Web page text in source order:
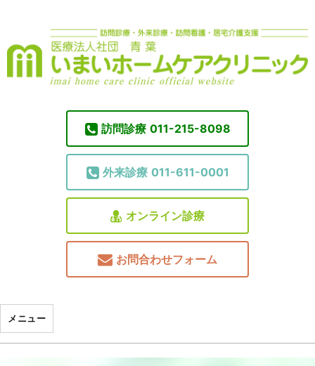
訪問診療 011-215-8098
外来診療 011-611-0001
オンライン診療
お問合わせフォーム
メニュー